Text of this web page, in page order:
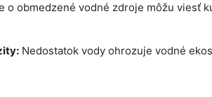
o obmedzené vodné zdroje môžu viesť
Nedostatok vody ohrozuje vodné